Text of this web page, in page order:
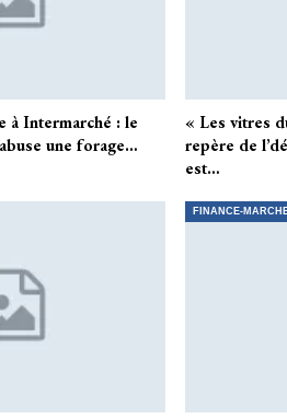
à Intermarché : le
une forage…
« Les vitres
repère de
est…
FINANCE-